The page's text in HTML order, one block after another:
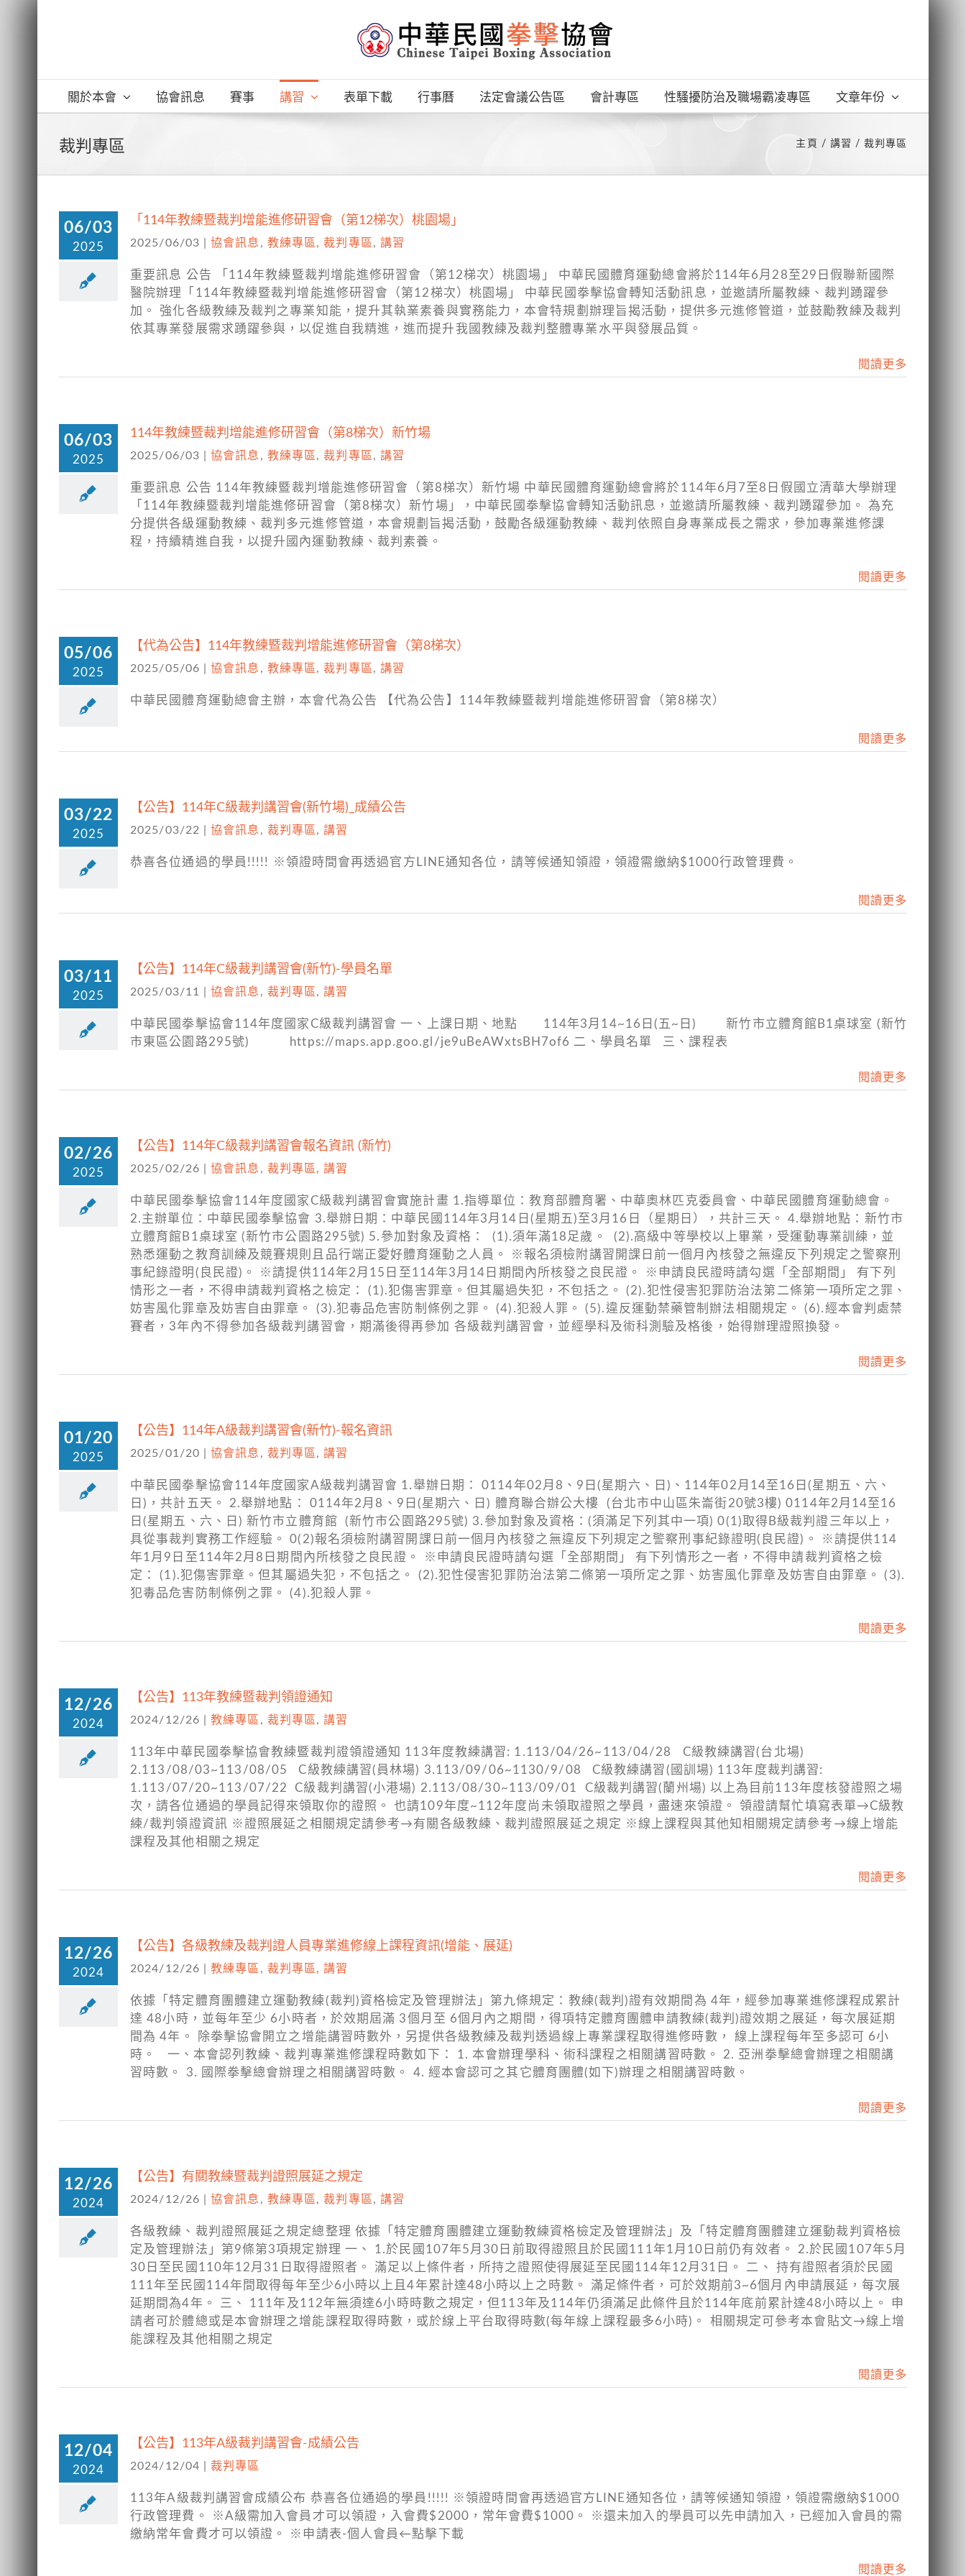
關於本會 協會訊息 賽事 講習 表單下載 行事曆 法定會議公告區 會計專區 性騷擾防治及職場霸凌專區 文章年份
裁判專區 主頁 講習 裁判專區
06/03
2025
「114年教練暨裁判增能進修研習會（第12梯次）桃園場」
2025/06/03 協會訊息 , 教練專區 ,裁判專區 , 講習
重要訊息 公告 「114年教練暨裁判增能進修研習會（第12梯次）桃園場」 中華民國體育運動總會將於114年6月28至29日假聯新國際
醫院辦理「114年教練暨裁判增能進修研習會（第12梯次）桃園場」 中華民國拳擊協會轉知活動訊息，並邀請所屬教練、裁判踴躍參
加。 強化各級教練及裁判之專業知能，提升其執業素養與實務能力，本會特規劃辦理旨揭活動，提供多元進修管道，並鼓勵教練及裁判
依其專業發展需求踴躍參與，以促進自我精進，進而提升我國教練及裁判整體專業水平與發展品質。
閱讀更多
06/03
2025
114年教練暨裁判增能進修研習會（第8梯次）新竹場
2025/06/03 協會訊息 , 教練專區 ,裁判專區 , 講習
重要訊息 公告 114年教練暨裁判增能進修研習會（第8梯次）新竹場 中華民國體育運動總會將於114年6月7至8日假國立清華大學辦理
「114年教練暨裁判增能進修研習會（第8梯次）新竹場」，中華民國拳擊協會轉知活動訊息，並邀請所屬教練、裁判踴躍參加。 為充
分提供各級運動教練、裁判多元進修管道，本會規劃旨揭活動，鼓勵各級運動教練、裁判依照自身專業成長之需求，參加專業進修課
程，持續精進自我，以提升國內運動教練、裁判素養。
閱讀更多
05/06
2025
【代為公告】114年教練暨裁判增能進修研習會（第8梯次）
2025/05/06 協會訊息 , 教練專區 ,裁判專區 , 講習
中華民國體育運動總會主辦，本會代為公告 【代為公告】114年教練暨裁判增能進修研習會（第8梯次）
閱讀更多
03/22
2025
【公告】114年C級裁判講習會(新竹場)_成績公告
2025/03/22 協會訊息 , 裁判專區 ,講習
恭喜各位通過的學員!!!!! ※領證時間會再透過官方LINE通知各位，請等候通知領證，領證需繳納$1000行政管理費。
閱讀更多
03/11
2025
【公告】114年C級裁判講習會(新竹)-學員名單
2025/03/11 協會訊息 , 裁判專區 ,講習
中華民國拳擊協會114年度國家C級裁判講習會 一、上課日期、地點 114年3月14~16日(五~日) 新竹市立體育館B1桌球室 (新竹
市東區公園路295號) https://maps.app.goo.gl/je9uBeAWxtsBH7of6 二、學員名單 三、課程表
閱讀更多
02/26
2025
【公告】114年C級裁判講習會報名資訊 (新竹)
2025/02/26 協會訊息 , 裁判專區 ,講習
中華民國拳擊協會114年度國家C級裁判講習會實施計畫 1.指導單位：教育部體育署、中華奧林匹克委員會、中華民國體育運動總會。
2.主辦單位：中華民國拳擊協會 3.舉辦日期：中華民國114年3月14日(星期五)至3月16日（星期日），共計三天。 4.舉辦地點：新竹市
立體育館B1桌球室 (新竹市公園路295號) 5.參加對象及資格： (1).須年滿18足歲。 (2).高級中等學校以上畢業，受運動專業訓練，並
熟悉運動之教育訓練及競賽規則且品行端正愛好體育運動之人員。 ※報名須檢附講習開課日前一個月內核發之無違反下列規定之警察刑
事紀錄證明(良民證)。 ※請提供114年2月15日至114年3月14日期間內所核發之良民證。 ※申請良民證時請勾選「全部期間」 有下列
情形之一者，不得申請裁判資格之檢定： (1).犯傷害罪章。但其屬過失犯，不包括之。 (2).犯性侵害犯罪防治法第二條第一項所定之罪、
妨害風化罪章及妨害自由罪章。 (3).犯毒品危害防制條例之罪。 (4).犯殺人罪。 (5).違反運動禁藥管制辦法相關規定。 (6).經本會判處禁
賽者，3年內不得參加各級裁判講習會，期滿後得再參加 各級裁判講習會，並經學科及術科測驗及格後，始得辦理證照換發。
閱讀更多
01/20
2025
【公告】114年A級裁判講習會(新竹)-報名資訊
2025/01/20 協會訊息 , 裁判專區 ,講習
中華民國拳擊協會114年度國家A級裁判講習會 1.舉辦日期： 0114年02月8、9日(星期六、日)、114年02月14至16日(星期五、六、
日)，共計五天。 2.舉辦地點： 0114年2月8、9日(星期六、日) 體育聯合辦公大樓 (台北市中山區朱崙街20號3樓) 0114年2月14至16
日(星期五、六、日) 新竹市立體育館 (新竹市公園路295號) 3.參加對象及資格：(須滿足下列其中一項) 0(1)取得B級裁判證三年以上，
具從事裁判實務工作經驗。 0(2)報名須檢附講習開課日前一個月內核發之無違反下列規定之警察刑事紀錄證明(良民證)。 ※請提供114
年1月9日至114年2月8日期間內所核發之良民證。 ※申請良民證時請勾選「全部期間」 有下列情形之一者，不得申請裁判資格之檢
定： (1).犯傷害罪章。但其屬過失犯，不包括之。 (2).犯性侵害犯罪防治法第二條第一項所定之罪、妨害風化罪章及妨害自由罪章。 (3).
犯毒品危害防制條例之罪。 (4).犯殺人罪。
閱讀更多
12/26
2024
【公告】113年教練暨裁判領證通知
2024/12/26 教練專區 , 裁判專區 ,講習
113年中華民國拳擊協會教練暨裁判證領證通知 113年度教練講習: 1.113/04/26~113/04/28 C級教練講習(台北場)
2.113/08/03~113/08/05 C級教練講習(員林場) 3.113/09/06~1130/9/08 C級教練講習(國訓場) 113年度裁判講習:
1.113/07/20~113/07/22 C級裁判講習(小港場) 2.113/08/30~113/09/01 C級裁判講習(蘭州場) 以上為目前113年度核發證照之場
次，請各位通過的學員記得來領取你的證照。 也請109年度~112年度尚未領取證照之學員，盡速來領證。 領證請幫忙填寫表單→C級教
練/裁判領證資訊 ※證照展延之相關規定請參考→有關各級教練、裁判證照展延之規定 ※線上課程與其他知相關規定請參考→線上增能
課程及其他相關之規定
閱讀更多
12/26
2024
【公告】各級教練及裁判證人員專業進修線上課程資訊(增能、展延)
2024/12/26 教練專區 , 裁判專區 ,講習
依據「特定體育團體建立運動教練(裁判)資格檢定及管理辦法」第九條規定：教練(裁判)證有效期間為 4年，經參加專業進修課程成累計
達 48小時，並每年至少 6小時者，於效期屆滿 3個月至 6個月內之期間，得項特定體育團體申請教練(裁判)證效期之展延，每次展延期
間為 4年。 除拳擊協會開立之增能講習時數外，另提供各級教練及裁判透過線上專業課程取得進修時數， 線上課程每年至多認可 6小
時。 一、本會認列教練、裁判專業進修課程時數如下： 1. 本會辦理學科、術科課程之相關講習時數。 2. 亞洲拳擊總會辦理之相關講
習時數。 3. 國際拳擊總會辦理之相關講習時數。 4. 經本會認可之其它體育團體(如下)辦理之相關講習時數。
閱讀更多
12/26
2024
【公告】有關教練暨裁判證照展延之規定
2024/12/26 協會訊息 , 教練專區 ,裁判專區 , 講習
各級教練、裁判證照展延之規定總整理 依據「特定體育團體建立運動教練資格檢定及管理辦法」及「特定體育團體建立運動裁判資格檢
定及管理辦法」第9條第3項規定辦理 一、 1.於民國107年5月30日前取得證照且於民國111年1月10日前仍有效者。 2.於民國107年5月
30日至民國110年12月31日取得證照者。 滿足以上條件者，所持之證照使得展延至民國114年12月31日。 二、 持有證照者須於民國
111年至民國114年間取得每年至少6小時以上且4年累計達48小時以上之時數。 滿足條件者，可於效期前3~6個月內申請展延，每次展
延期間為4年。 三、 111年及112年無須達6小時時數之規定，但113年及114年仍須滿足此條件且於114年底前累計達48小時以上。 申
請者可於體總或是本會辦理之增能課程取得時數，或於線上平台取得時數(每年線上課程最多6小時)。 相關規定可參考本會貼文→線上增
能課程及其他相關之規定
閱讀更多
12/04
2024
【公告】113年A級裁判講習會-成績公告
2024/12/04 裁判專區
113年A級裁判講習會成績公布 恭喜各位通過的學員!!!!! ※領證時間會再透過官方LINE通知各位，請等候通知領證，領證需繳納$1000
行政管理費。 ※A級需加入會員才可以領證，入會費$2000，常年會費$1000。 ※還未加入的學員可以先申請加入，已經加入會員的需
繳納常年會費才可以領證。 ※申請表-個人會員←點擊下載
閱讀更多